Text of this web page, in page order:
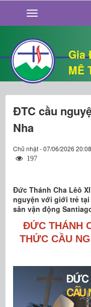
Gia
MÊ
GIỚI THIỆU
TIN TỨC
SỐNG ĐẠO
CHUYỆN
QUÁN VĂN
THƯ GIÃN
ĐTC cầu
Nha
Chủ nhật - 07/06/2026 20:08
197
Đức Thánh Cha Lêô
nguyện với giới trẻ
sân vận động
ĐỨC THÁNH
THỨC CẦU